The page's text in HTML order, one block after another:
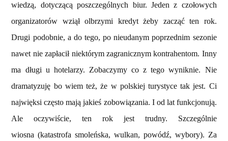
wiedzą, dotyczącą poszczególnych biur. Jeden z czołowych
organizatorów wziął olbrzymi kredyt żeby zacząć ten rok.
Drugi podobnie, a do tego, po nieudanym poprzednim sezonie
nawet nie zapłacił niektórym zagranicznym kontrahentom. Inny
ma długi u hotelarzy. Zobaczymy co z tego wyniknie. Nie
dramatyzuję bo wiem też, że w polskiej turystyce tak jest. Ci
najwięksi często mają jakieś zobowiązania. I od lat funkcjonują.
Ale oczywiście, ten rok jest trudny. Szczególnie
wiosna (katastrofa smoleńska, wulkan, powódź, wybory). Za